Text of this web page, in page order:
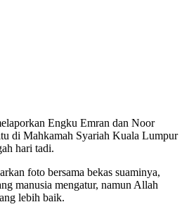
Engku Emran dan Noor
di Mahkamah Syariah Kuala Lumpur
hari tadi.
foto bersama bekas suaminya,
manusia mengatur, namun Allah
lebih baik.